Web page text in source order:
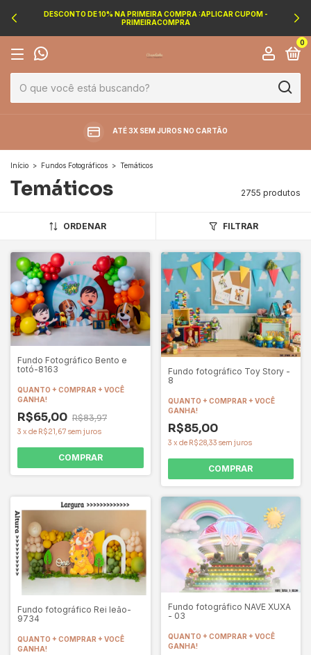
DESCONTO DE 10% NA PRIMEIRA COMPRA :APLICAR CUPOM -
PRIMEIRACOMPRA
0
ATÉ 3X SEM JUROS NO CARTÃO
Início > Fundos Fotográficos > Temáticos
Temáticos 2755 produtos
ORDENAR FILTRAR
Fundo Fotográfico Bento e
totó-8163
QUANTO + COMPRAR + VOCÊ
GANHA!
R$65,00 R$83,97
3 x de R$21,67 sem juros
COMPRAR
Fundo fotográfico Toy Story -
8
QUANTO + COMPRAR + VOCÊ
GANHA!
R$85,00
3 x de R$28,33 sem juros
COMPRAR
Fundo fotográfico Rei leão-
9734
QUANTO + COMPRAR + VOCÊ
GANHA!
Fundo fotográfico NAVE XUXA
- 03
QUANTO + COMPRAR + VOCÊ
GANHA!